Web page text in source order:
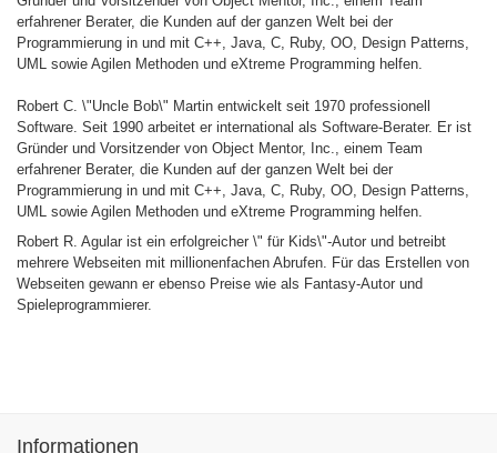
erfahrener Berater, die Kunden auf der ganzen Welt bei der
Programmierung in und mit C++, Java, C, Ruby, OO, Design Patterns,
UML sowie Agilen Methoden und eXtreme Programming helfen.
Robert C. \"Uncle Bob\" Martin entwickelt seit 1970 professionell
Software. Seit 1990 arbeitet er international als Software-Berater. Er ist
Gründer und Vorsitzender von Object Mentor, Inc., einem Team
erfahrener Berater, die Kunden auf der ganzen Welt bei der
Programmierung in und mit C++, Java, C, Ruby, OO, Design Patterns,
UML sowie Agilen Methoden und eXtreme Programming helfen.
Robert R. Agular ist ein erfolgreicher \" für Kids\"-Autor und betreibt
mehrere Webseiten mit millionenfachen Abrufen. Für das Erstellen von
Webseiten gewann er ebenso Preise wie als Fantasy-Autor und
Spieleprogrammierer.
Informationen